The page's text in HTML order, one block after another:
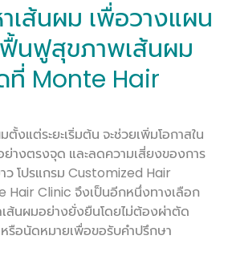
ส้นผม เพื่อวางแผน
นฟูสุขภาพเส้นผม
ที่ Monte Hair
งแต่ระยะเริ่มต้น จะช่วยเพิ่มโอกาสใน
างตรงจุด และลดความเสี่ยงของการ
ว โปรแกรม Customized Hair
Clinic จึงเป็นอีกหนึ่งทางเลือก
ส้นผมอย่างยั่งยืนโดยไม่ต้องผ่าตัด
รือนัดหมายเพื่อขอรับคำปรึกษา